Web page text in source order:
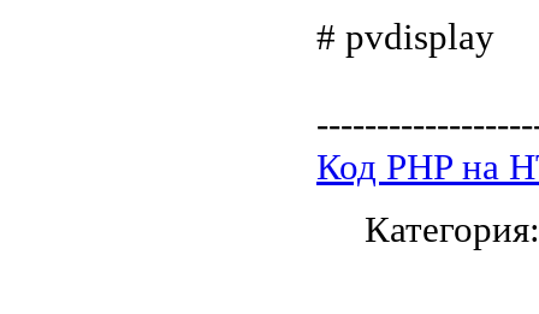
# pvdisplay
Код PHP на